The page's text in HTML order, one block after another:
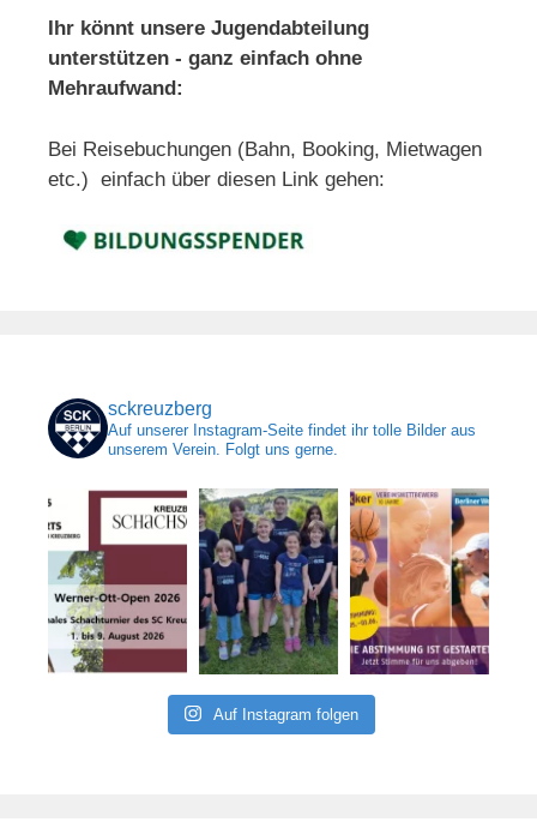
Ihr könnt unsere Jugendabteilung
unterstützen - ganz einfach ohne
Mehraufwand:
Bei Reisebuchungen (Bahn, Booking, Mietwagen
etc.) einfach über diesen Link gehen:
sckreuzberg
Auf unserer Instagram-Seite findet ihr tolle Bilder aus
unserem Verein. Folgt uns gerne.
Auf Instagram folgen